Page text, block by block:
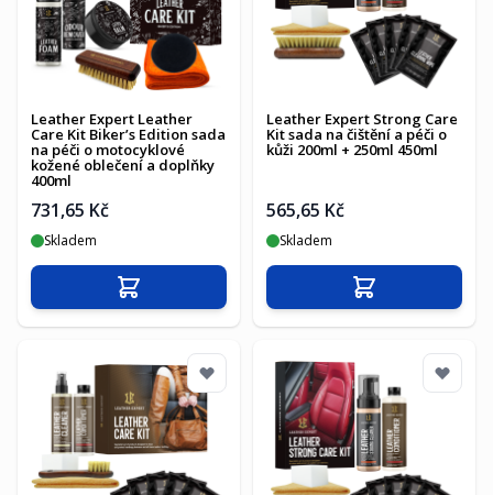
Leather Expert Leather
Care Kit Biker’s Edition sada
na péči o motocyklové
kožené oblečení a doplňky
400ml
731,65 Kč
Skladem
Přidat do košíku
Leather Expert Strong Care
Kit sada na čištění a péči o
kůži 200ml + 250ml 450ml
565,65 Kč
Skladem
Přidat do košíku